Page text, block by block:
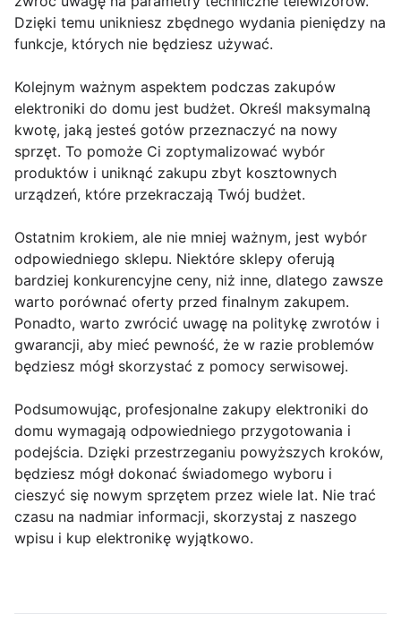
Dzięki temu unikniesz zbędnego wydania pieniędzy na
funkcje, których nie będziesz używać.
Kolejnym ważnym aspektem podczas zakupów
elektroniki do domu jest budżet. Określ maksymalną
kwotę, jaką jesteś gotów przeznaczyć na nowy
sprzęt. To pomoże Ci zoptymalizować wybór
produktów i uniknąć zakupu zbyt kosztownych
urządzeń, które przekraczają Twój budżet.
Ostatnim krokiem, ale nie mniej ważnym, jest wybór
odpowiedniego sklepu. Niektóre sklepy oferują
bardziej konkurencyjne ceny, niż inne, dlatego zawsze
warto porównać oferty przed finalnym zakupem.
Ponadto, warto zwrócić uwagę na politykę zwrotów i
gwarancji, aby mieć pewność, że w razie problemów
będziesz mógł skorzystać z pomocy serwisowej.
Podsumowując, profesjonalne zakupy elektroniki do
domu wymagają odpowiedniego przygotowania i
podejścia. Dzięki przestrzeganiu powyższych kroków,
będziesz mógł dokonać świadomego wyboru i
cieszyć się nowym sprzętem przez wiele lat. Nie trać
czasu na nadmiar informacji, skorzystaj z naszego
wpisu i kup elektronikę wyjątkowo.